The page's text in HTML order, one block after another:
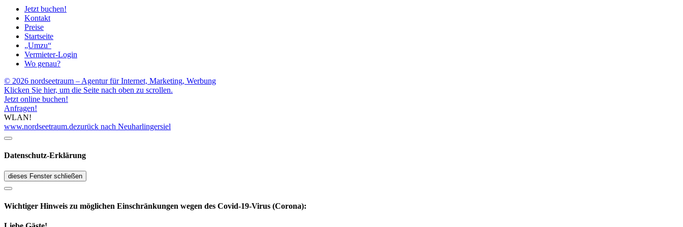
Jetzt buchen!
Kontakt
Preise
Startseite
„Umzu“
Vermieter-Login
Wo genau?
© 2026 nordseetraum – Agentur für Internet, Marketing, Werbung
Klicken Sie hier, um die Seite nach oben zu scrollen.
Jetzt online buchen!
Anfragen!
WLAN!
www.nordseetraum.dezurück nach Neuharlingersiel
Datenschutz-Erklärung
dieses Fenster schließen
Wichtiger Hinweis zu möglichen Ein­schränk­ungen wegen des Covid-19-Virus (Corona):